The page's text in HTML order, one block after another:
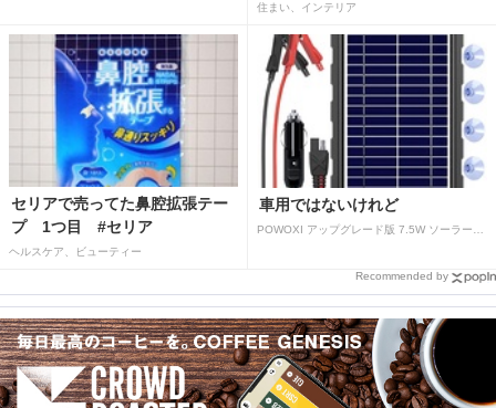
住まい、インテリア
セリアで売ってた鼻腔拡張テー
プ 1つ目 #セリア
ヘルスケア、ビューティー
車用ではないけれど
Recommended by